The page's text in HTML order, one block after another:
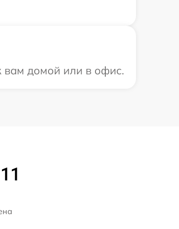
вам домой или в офис.